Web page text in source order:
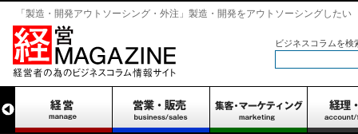
「製造・開発アウトソーシング・外注」製造・開発をアウトソーシングしたい
ビジネスコラムを検